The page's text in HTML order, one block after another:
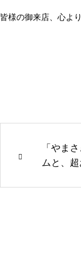
皆様の御来店、心よ
「やま
ムと、